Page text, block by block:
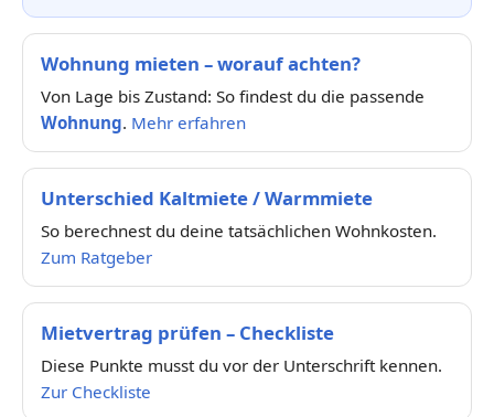
Wohnung mieten – worauf achten?
Von Lage bis Zustand: So findest du die passende
Wohnung. Mehr erfahren
Unterschied Kaltmiete / Warmmiete
So berechnest du deine tatsächlichen Wohnkosten.
Zum Ratgeber
Mietvertrag prüfen – Checkliste
Diese Punkte musst du vor der Unterschrift kennen.
Zur Checkliste